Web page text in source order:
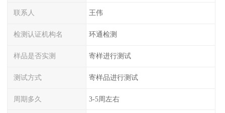
联系人 王伟
检测认证机构名 环通检测
样品是否实测 寄样进行测试
测试方式 寄样品进行测试
周期多久 3-5周左右